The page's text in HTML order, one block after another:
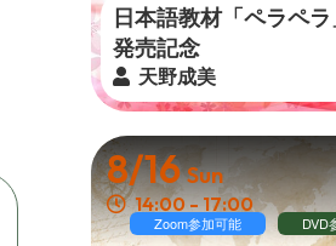
日本語教材「ペラペラ
発 売 記 念
天野成美
Zoom参加可能 DVD
8/16 Sun
14:00 - 17:00